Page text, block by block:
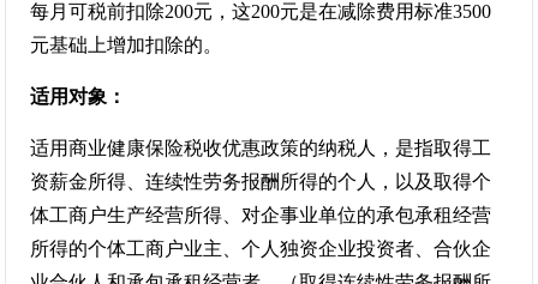
每月可税前扣除200元，这200元是在减除费用标准3500
元基础上增加扣除的。
适用对象：
适用商业健康保险税收优惠政策的纳税人，是指取得工
资薪金所得、连续性劳务报酬所得的个人，以及取得个
体工商户生产经营所得、对企事业单位的承包承租经营
所得的个体工商户业主、个人独资企业投资者、合伙企